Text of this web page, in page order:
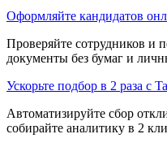
Оформляйте кандидатов
Проверяйте сотрудников и
документы без бумаг и
Ускорьте подбор в 2 раза с
Автоматизируйте сбор
собирайте аналитику в 2